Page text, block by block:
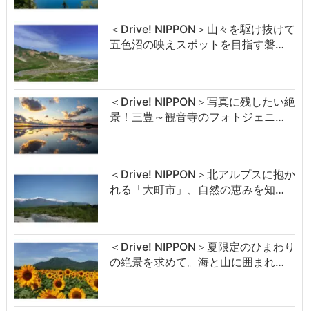
＜Drive! NIPPON＞山々を駆け抜けて
五色沼の映えスポットを目指す磐…
＜Drive! NIPPON＞写真に残したい絶
景！三豊～観音寺のフォトジェニ…
＜Drive! NIPPON＞北アルプスに抱か
れる「大町市」、自然の恵みを知…
＜Drive! NIPPON＞夏限定のひまわり
の絶景を求めて。海と山に囲まれ…